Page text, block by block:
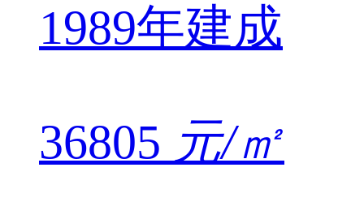
1989年建成
36805 元/㎡